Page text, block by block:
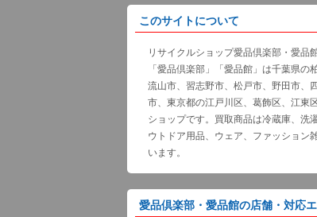
このサイトについて
リサイクルショップ愛品倶楽部・愛品
「愛品倶楽部」「愛品館」は千葉県
流山市、習志野市、松戸市、野田市、
市、東京都の江戸川区、葛飾区、江東
ショップです。買取商品は冷蔵庫、洗
ウトドア用品、ウェア、ファッション
います。
愛品倶楽部・愛品館の店舗・対応